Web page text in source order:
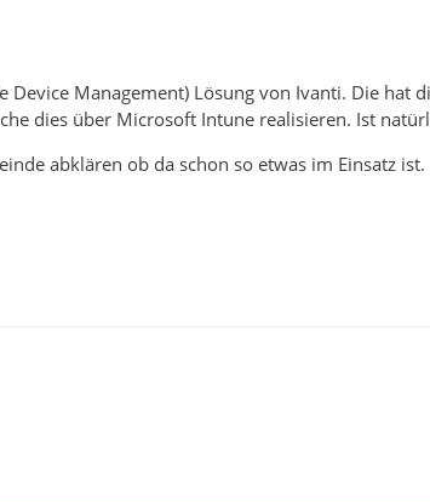
Management) Lösung von Ivanti. Die hat
dies über Microsoft Intune realisieren. Ist
abklären ob da schon so etwas im Einsatz ist.